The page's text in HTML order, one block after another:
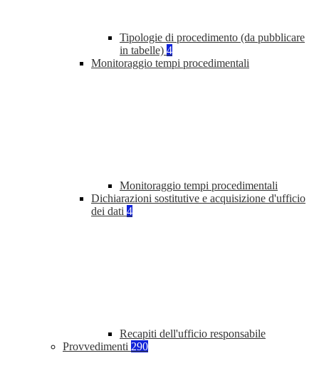
Tipologie di procedimento (da pubblicare
in tabelle) 4
Monitoraggio tempi procedimentali
Monitoraggio tempi procedimentali
Dichiarazioni sostitutive e acquisizione d'ufficio
dei dati 4
Recapiti dell'ufficio responsabile
Provvedimenti 290